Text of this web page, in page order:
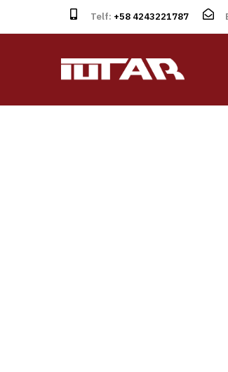
Telf: +58 4243221787